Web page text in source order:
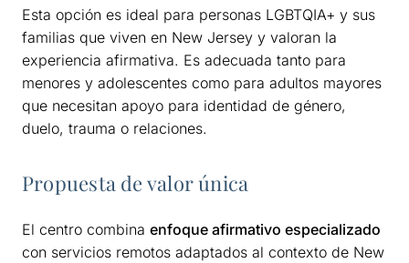
Esta opción es ideal para personas LGBTQIA+ y sus
familias que viven en New Jersey y valoran la
experiencia afirmativa. Es adecuada tanto para
menores y adolescentes como para adultos mayores
que necesitan apoyo para identidad de género,
duelo, trauma o relaciones.
Propuesta de valor única
El centro combina enfoque afirmativo especializado
con servicios remotos adaptados al contexto de New